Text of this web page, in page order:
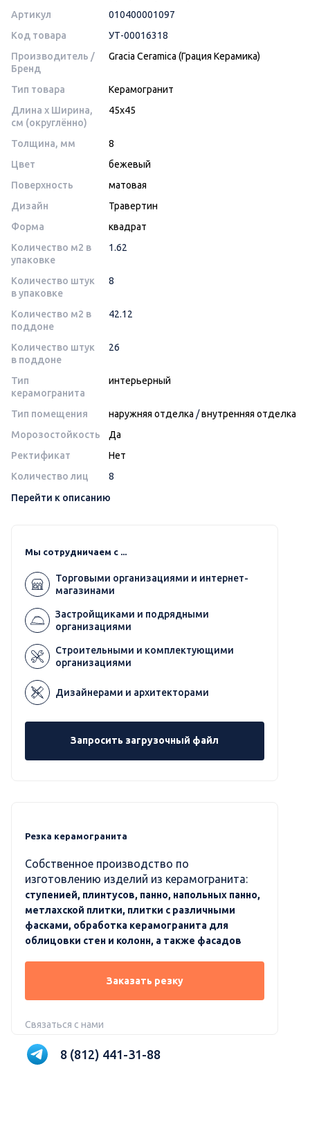
Артикул
010400001097
Код товара
УТ-00016318
Производитель /
Бренд
Gracia Ceramica (Грация Керамика)
Тип товара
Керамогранит
Длина x Ширина,
см (округлённо)
45x45
Толщина, мм
8
Цвет
бежевый
Поверхность
матовая
Дизайн
Травертин
Форма
квадрат
Количество м2 в
упаковке
1.62
Количество штук
в упаковке
8
Количество м2 в
поддоне
42.12
Количество штук
в поддоне
26
Тип
керамогранита
интерьерный
Тип помещения наружняя отделка /внутренняя отделка
Морозостойкость
Да
Ректификат
Нет
Количество лиц
8
Перейти к описанию
Мы сотрудничаем с ...
Торговыми организациями и интернет-
магазинами
Застройщиками и подрядными
организациями
Строительными и комплектующими
организациями
Дизайнерами и архитекторами
Запросить загрузочный файл
Резка керамогранита
Собственное производство по
изготовлению изделий из керамогранита:
ступенией, плинтусов, панно, напольных панно,
метлахской плитки, плитки с различными
фасками, обработка керамогранита для
облицовки стен и колонн, а также фасадов
Заказать резку
Связаться с нами
8 (812) 441-31-88